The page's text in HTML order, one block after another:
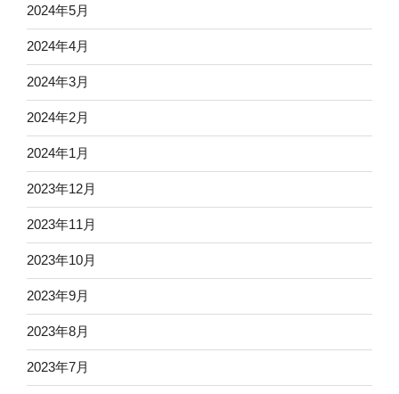
2024年5月
2024年4月
2024年3月
2024年2月
2024年1月
2023年12月
2023年11月
2023年10月
2023年9月
2023年8月
2023年7月